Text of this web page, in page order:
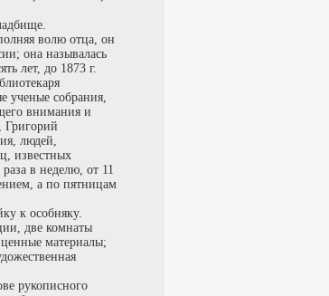
волю отца, он
она называлась
лет, до 1873 г.
ученые собрания,
внимания и
Григорий
людей,
известных
в неделю, от 11
а по пятницам
к особняку.
две комнаты
материалы;
рукописного